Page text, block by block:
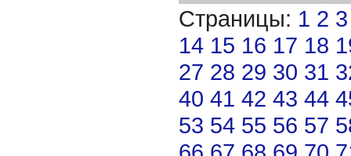
Страницы: 1 2 3
14 15 16 17 18
27 28 29 30 31
40 41 42 43 44
53 54 55 56 57